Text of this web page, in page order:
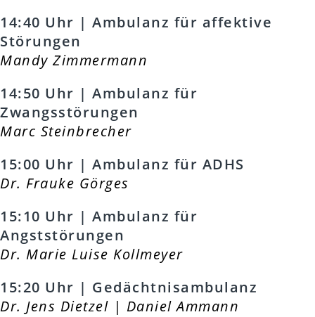
14:40 Uhr | Ambulanz für affektive
Störungen
Mandy Zimmermann
14:50 Uhr | Ambulanz für
Zwangsstörungen
Marc Steinbrecher
15:00 Uhr | Ambulanz für ADHS
Dr. Frauke Görges
15:10 Uhr | Ambulanz für
Angststörungen
Dr. Marie Luise Kollmeyer
15:20 Uhr | Gedächtnisambulanz
Dr. Jens Dietzel | Daniel Ammann